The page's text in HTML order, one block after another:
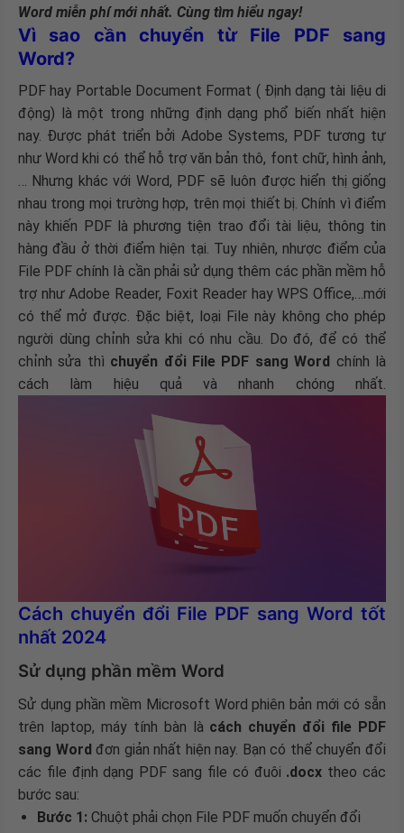
Word miễn phí mới nhất. Cùng tìm hiểu ngay!
Vì sao cần chuyển từ File PDF sang
Word?
PDF hay Portable Document Format ( Định dạng tài liệu di
động) là một trong những định dạng phổ biến nhất hiện
nay. Được phát triển bởi Adobe Systems, PDF tương tự
như Word khi có thể hỗ trợ văn bản thô, font chữ, hình ảnh,
… Nhưng khác với Word, PDF sẽ luôn được hiển thị giống
nhau trong mọi trường hợp, trên mọi thiết bị. Chính vì điểm
này khiến PDF là phương tiện trao đổi tài liệu, thông tin
hàng đầu ở thời điểm hiện tại. Tuy nhiên, nhược điểm của
File PDF chính là cần phải sử dụng thêm các phần mềm hỗ
trợ như Adobe Reader, Foxit Reader hay WPS Office,…mới
có thể mở được. Đặc biệt, loại File này không cho phép
người dùng chỉnh sửa khi có nhu cầu. Do đó, để có thể
chỉnh sửa thì chuyển đổi File PDF sang Word chính là
cách làm hiệu quả và nhanh chóng nhất.
Cách chuyển đổi File PDF sang Word tốt
nhất 2024
Sử dụng phần mềm Word
Sử dụng phần mềm Microsoft Word phiên bản mới có sẵn
trên laptop, máy tính bàn là cách chuyển đổi file PDF
sang Word đơn giản nhất hiện nay. Bạn có thể chuyển đổi
các file định dạng PDF sang file có đuôi .docx theo các
bước sau:
Bước 1: Chuột phải chọn File PDF muốn chuyển đổi